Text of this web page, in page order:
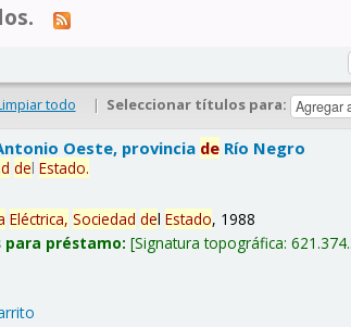
todo | Seleccionar títulos para:
Oeste, provincia de Río Negro
delEstado.
Eléctrica, Sociedad delEstado, 1988
para préstamo: Signatura topográfica: